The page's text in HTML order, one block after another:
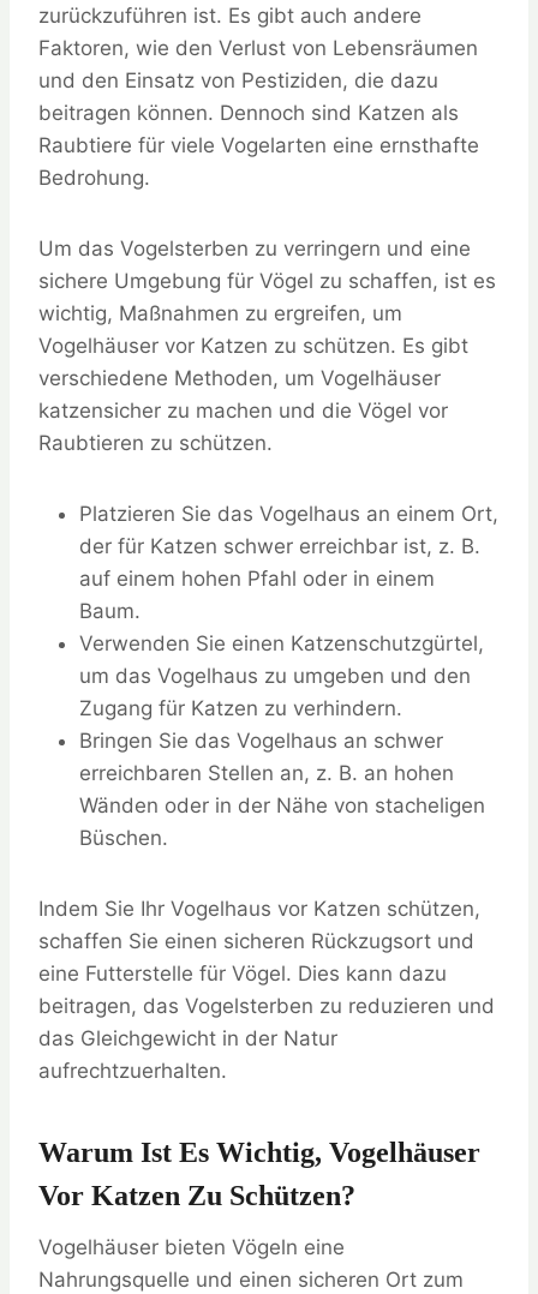
zurückzuführen ist. Es gibt auch andere
Faktoren, wie den Verlust von Lebensräumen
und den Einsatz von Pestiziden, die dazu
beitragen können. Dennoch sind Katzen als
Raubtiere für viele Vogelarten eine ernsthafte
Bedrohung.
Um das Vogelsterben zu verringern und eine
sichere Umgebung für Vögel zu schaffen, ist es
wichtig, Maßnahmen zu ergreifen, um
Vogelhäuser vor Katzen zu schützen. Es gibt
verschiedene Methoden, um Vogelhäuser
katzensicher zu machen und die Vögel vor
Raubtieren zu schützen.
Platzieren Sie das Vogelhaus an einem Ort,
der für Katzen schwer erreichbar ist, z. B.
auf einem hohen Pfahl oder in einem
Baum.
Verwenden Sie einen Katzenschutzgürtel,
um das Vogelhaus zu umgeben und den
Zugang für Katzen zu verhindern.
Bringen Sie das Vogelhaus an schwer
erreichbaren Stellen an, z. B. an hohen
Wänden oder in der Nähe von stacheligen
Büschen.
Indem Sie Ihr Vogelhaus vor Katzen schützen,
schaffen Sie einen sicheren Rückzugsort und
eine Futterstelle für Vögel. Dies kann dazu
beitragen, das Vogelsterben zu reduzieren und
das Gleichgewicht in der Natur
aufrechtzuerhalten.
Warum Ist Es Wichtig, Vogelhäuser
Vor Katzen Zu Schützen?
Vogelhäuser bieten Vögeln eine
Nahrungsquelle und einen sicheren Ort zum